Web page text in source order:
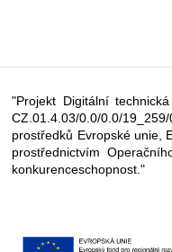
"Projekt Digitální
CZ.01.4.03/0.0/0.0/
prostředků Evropské unie,
prostřednictvím
konkurenceschopnost."